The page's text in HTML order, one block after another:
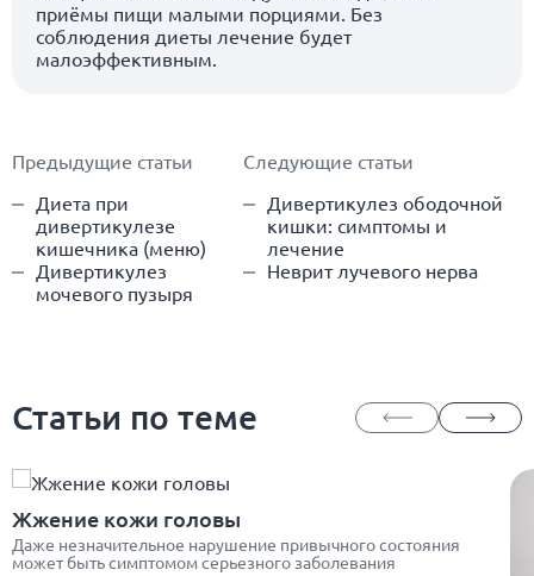
приёмы пищи малыми порциями. Без
соблюдения диеты лечение будет
малоэффективным.
Предыдущие статьи
Диета при
дивертикулезе
кишечника (меню)
Дивертикулез
мочевого пузыря
Следующие статьи
Дивертикулез ободочной
кишки: симптомы и
лечение
Неврит лучевого нерва
Статьи по теме
Жжение кожи головы
Даже незначительное нарушение привычного состояния
может быть симптомом серьезного заболевания